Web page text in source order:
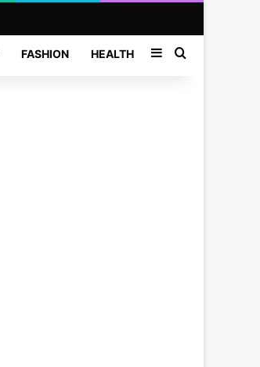
FASHION HEALTH SidebarSearch for